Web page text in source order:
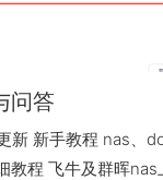
问答
新 新手教程 nas、
教程 飞牛及群晖